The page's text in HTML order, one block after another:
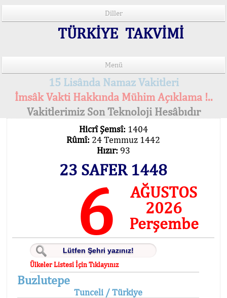
Diller
TÜRKİYE TAKVİMİ
Menü
15 Lisânda Namaz Vakitleri
İmsâk Vakti Hakkında Mühim Açıklama !..
Vakitlerimiz Son Teknoloji Hesâbıdır
Hicrî Şemsî: 1404
Rûmî: 24 Temmuz 1442
Hızır: 93
23 SAFER 1448
6
AĞUSTOS
2026
Perşembe
Ülkeler Listesi İçin Tıklayınız
Buzlutepe
Tunceli / Türkiye